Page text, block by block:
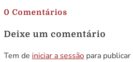
0 Comentários
Deixe um comentário
Tem de iniciar a sessão para